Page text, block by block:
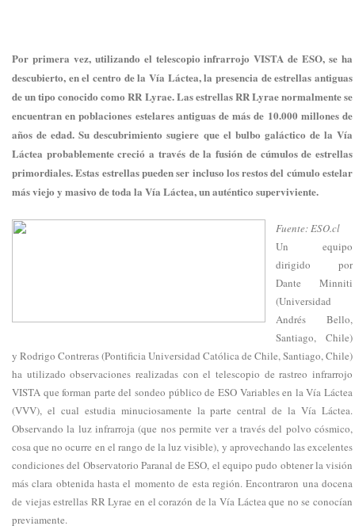
Por primera vez, utilizando el telescopio infrarrojo VISTA de ESO, se ha
descubierto, en el centro de la Vía Láctea, la presencia de estrellas antiguas
de un tipo conocido como RR Lyrae. Las estrellas RR Lyrae normalmente se
encuentran en poblaciones estelares antiguas de más de 10.000 millones de
años de edad. Su descubrimiento sugiere que el bulbo galáctico de la Vía
Láctea probablemente creció a través de la fusión de cúmulos de estrellas
primordiales. Estas estrellas pueden ser incluso los restos del cúmulo estelar
más viejo y masivo de toda la Vía Láctea, un auténtico superviviente.
Fuente: ESO.cl
Un equipo
dirigido por
Dante Minniti
(Universidad
Andrés Bello,
Santiago, Chile)
y Rodrigo Contreras (Pontificia Universidad Católica de Chile, Santiago, Chile)
ha utilizado observaciones realizadas con el telescopio de rastreo infrarrojo
VISTA que forman parte del sondeo público de ESO Variables en la Vía Láctea
(VVV), el cual estudia minuciosamente la parte central de la Vía Láctea.
Observando la luz infrarroja (que nos permite ver a través del polvo cósmico,
cosa que no ocurre en el rango de la luz visible), y aprovechando las excelentes
condiciones del Observatorio Paranal de ESO, el equipo pudo obtener la visión
más clara obtenida hasta el momento de esta región. Encontraron una docena
de viejas estrellas RR Lyrae en el corazón de la Vía Láctea que no se conocían
previamente.